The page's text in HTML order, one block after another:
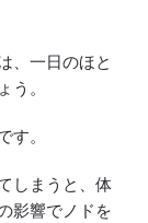
、一日のほと
。
。
しまうと、体
影響でノドを